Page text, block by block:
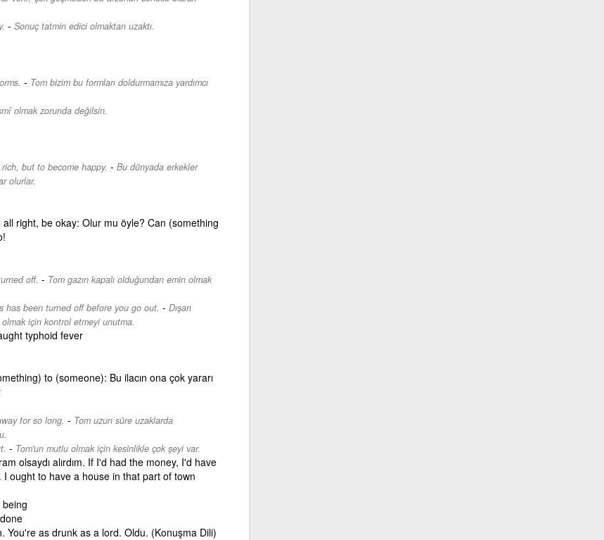
- Sonuç tatmin edici olmaktan uzaktı.
- Tom bizim bu formları doldurmamıza yardımcı
olmak zorunda değilsin.
but to become happy. - Bu dünyada erkekler
olurlar.
right, be okay: Olur mu öyle? Can (something
off. - Tom gazın kapalı olduğundan emin olmak
has been turned off before you go out. - Dışarı
olmak için kontrol etmeyi unutma.
typhoid fever
to (someone): Bu ilacın ona çok yararı
for so long. - Tom uzun süre uzaklarda
- Tom'un mutlu olmak için kesinlikle çok şeyi var.
olsaydı alırdım. If I'd had the money, I'd have
ought to have a house in that part of town
You're as drunk as a lord. Oldu. (Konuşma Dili)